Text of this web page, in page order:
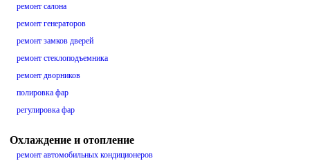
ремонт салона
ремонт генераторов
ремонт замков дверей
ремонт стеклоподъемника
ремонт дворников
полировка фар
регулировка фар
Охлаждение и отопление
ремонт автомобильных кондиционеров